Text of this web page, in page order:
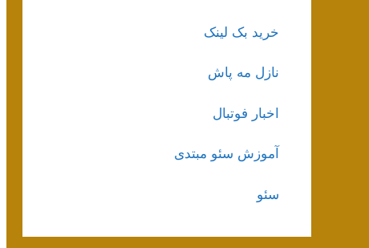
خرید بک لینک
نازل مه پاش
اخبار فوتبال
آموزش سئو مبتدی
سئو